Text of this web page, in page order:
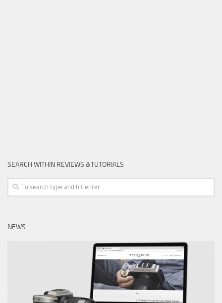
SEARCH WITHIN REVIEWS &TUTORIALS
NEWS